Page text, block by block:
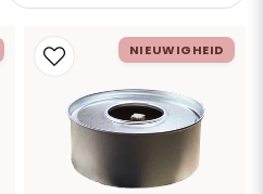
NIEUWIGHEID